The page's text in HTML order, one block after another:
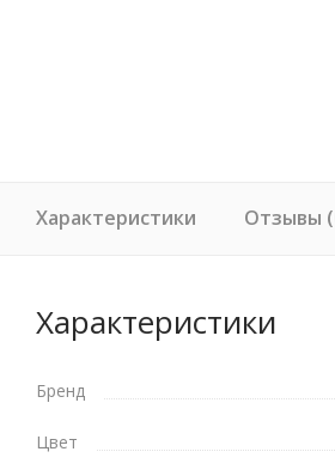
Характеристики Отзывы
Характеристики
Бренд
Цвет